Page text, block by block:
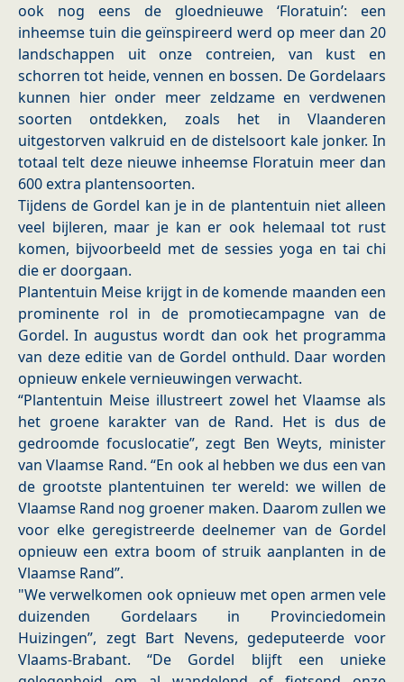
ook nog eens de gloednieuwe ‘Floratuin’: een
inheemse tuin die geïnspireerd werd op meer dan 20
landschappen uit onze contreien, van kust en
schorren tot heide, vennen en bossen. De Gordelaars
kunnen hier onder meer zeldzame en verdwenen
soorten ontdekken, zoals het in Vlaanderen
uitgestorven valkruid en de distelsoort kale jonker. In
totaal telt deze nieuwe inheemse Floratuin meer dan
600 extra plantensoorten.
Tijdens de Gordel kan je in de plantentuin niet alleen
veel bijleren, maar je kan er ook helemaal tot rust
komen, bijvoorbeeld met de sessies yoga en tai chi
die er doorgaan.
Plantentuin Meise krijgt in de komende maanden een
prominente rol in de promotiecampagne van de
Gordel. In augustus wordt dan ook het programma
van deze editie van de Gordel onthuld. Daar worden
opnieuw enkele vernieuwingen verwacht.
“Plantentuin Meise illustreert zowel het Vlaamse als
het groene karakter van de Rand. Het is dus de
gedroomde focuslocatie”, zegt Ben Weyts, minister
van Vlaamse Rand. “En ook al hebben we dus een van
de grootste plantentuinen ter wereld: we willen de
Vlaamse Rand nog groener maken. Daarom zullen we
voor elke geregistreerde deelnemer van de Gordel
opnieuw een extra boom of struik aanplanten in de
Vlaamse Rand”.
"We verwelkomen ook opnieuw met open armen vele
duizenden Gordelaars in Provinciedomein
Huizingen”, zegt Bart Nevens, gedeputeerde voor
Vlaams-Brabant. “De Gordel blijft een unieke